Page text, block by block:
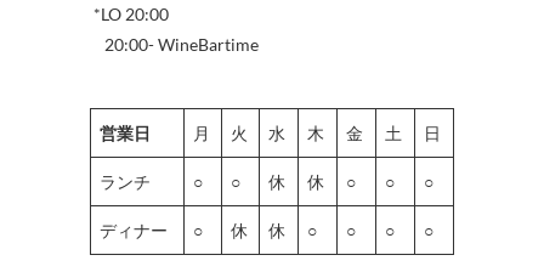
*LO 20:00
20:00- WineBartime
営業日 月 火 水 木 金 土 日
ランチ ○ ○ 休 休 ○ ○ ○
ディナー ○ 休 休 ○ ○ ○ ○